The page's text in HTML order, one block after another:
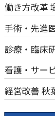
働き方改革
手術・先進
診療・臨床
看護・サー
経営改善秋